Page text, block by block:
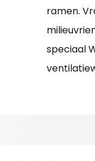
ramen.
speciaal